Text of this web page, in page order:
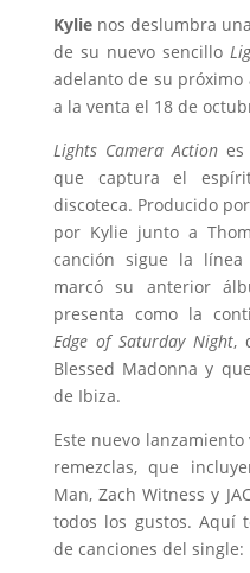
Kylienos deslumbra
de su nuevo sencillo
adelanto de su próximo
a la venta el 18 de
Lights Camera Actiones
que captura el
discoteca. Producido
por Kylie junto a
canción sigue la
marcó su anterior
presenta como la
Edge of Saturday Night,
Blessed Madonna y
de Ibiza.
Este nuevo
remezclas, que
Man, Zach Witness y
todos los gustos. Aquí
de canciones del single: